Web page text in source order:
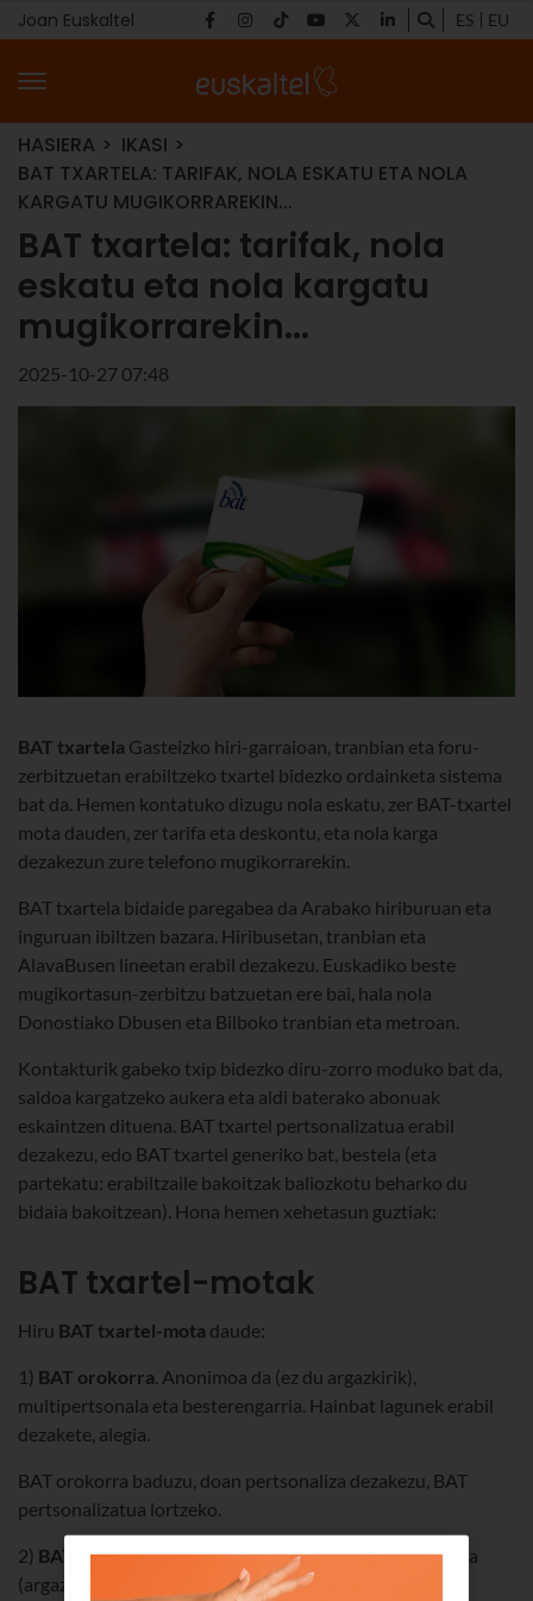
Joan Euskaltel ES EU
HASIERA
IKASI
BAT TXARTELA: TARIFAK, NOLA ESKATU ETA NOLA
KARGATU MUGIKORRAREKIN...
BAT txartela: tarifak, nola
eskatu eta nola kargatu
mugikorrarekin...
2025-10-27 07:48
BAT txartela Gasteizko hiri-garraioan, tranbian eta foru-
zerbitzuetan erabiltzeko txartel bidezko ordainketa sistema
bat da. Hemen kontatuko dizugu nola eskatu, zer BAT-txartel
mota dauden, zer tarifa eta deskontu, eta nola karga
dezakezun zure telefono mugikorrarekin.
BAT txartela bidaide paregabea da Arabako hiriburuan eta
inguruan ibiltzen bazara. Hiribusetan, tranbian eta
AlavaBusen lineetan erabil dezakezu. Euskadiko beste
mugikortasun-zerbitzu batzuetan ere bai, hala nola
Donostiako Dbusen eta Bilboko tranbian eta metroan.
Kontakturik gabeko txip bidezko diru-zorro moduko bat da,
saldoa kargatzeko aukera eta aldi baterako abonuak
eskaintzen dituena. BAT txartel pertsonalizatua erabil
dezakezu, edo BAT txartel generiko bat, bestela (eta
partekatu: erabiltzaile bakoitzak baliozkotu beharko du
bidaia bakoitzean). Hona hemen xehetasun guztiak:
BAT txartel-motak
Hiru BAT txartel-mota daude:
1) BAT orokorra. Anonimoa da (ez du argazkirik),
multipertsonala eta besterengarria. Hainbat lagunek erabil
dezakete, alegia.
BAT orokorra baduzu, doan pertsonaliza dezakezu, BAT
pertsonalizatua lortzeko.
2) BAT pertsonalizatua. Diru-zorro txartel pertsonala da
(argazkia du).